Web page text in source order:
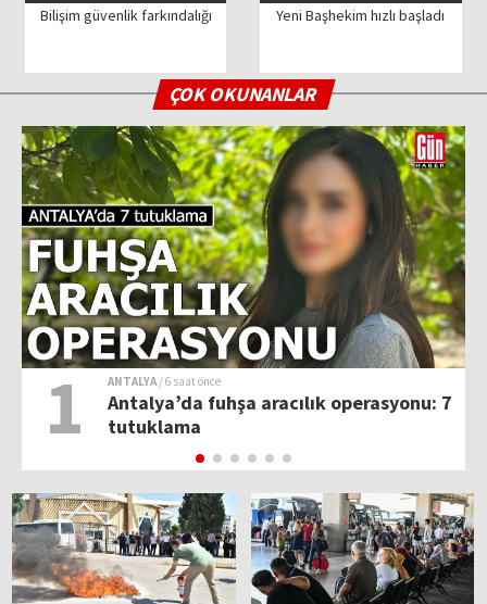
Bilişim güvenlik farkındalığı
Yeni Başhekim hızlı başladı
ÇOK OKUNANLAR
1 ANTALYA / 6 saat önce
Antalya’da fuhşa aracılık operasyonu: 7
tutuklama